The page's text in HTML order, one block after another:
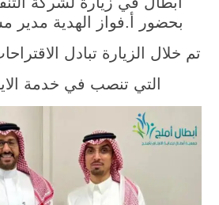
بحضور أ.فواز الهدية مدير
تم خلال الزيارة تبادل
التي تنصب في خدمة